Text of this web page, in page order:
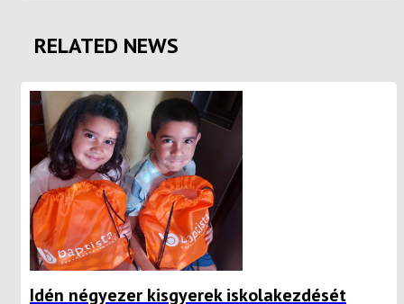
RELATED NEWS
Idén négyezer kisgyerek iskolakezdését